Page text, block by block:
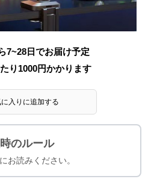
7~28日でお届け予定
り 1000円かかります
に入りに追加する
のルール
お読みください。